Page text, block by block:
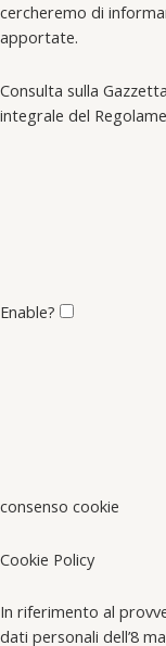
cercheremo di
apportate.
Consulta sulla
integrale del
Enable?
consenso cookie
Cookie Policy
In riferimento al
dati personali dell’8